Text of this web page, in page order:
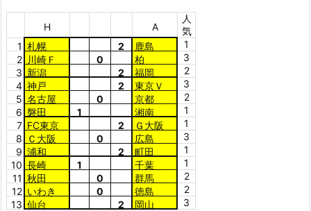
H A
人
気
1 札幌 2 鹿島
1
2 川崎Ｆ 0 柏
3
3 新潟 2 福岡
2
4 神戸 2 東京Ｖ
3
5 名古屋 0 京都
2
6 磐田 1 湘南
1
7 FC東京 2 Ｇ大阪
1
8
Ｃ大阪 0 広島
3
9 浦和 2 町田
1
10 長崎 1 千葉
1
11 秋田 0 群馬
2
12 いわき 0 徳島
2
13 仙台 2 岡山 3